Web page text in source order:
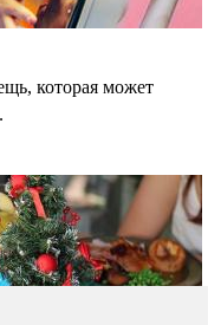
которая может